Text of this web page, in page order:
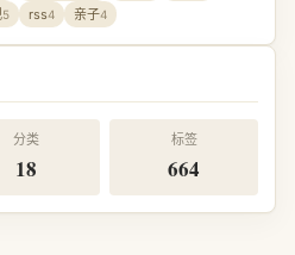
5 rss4 亲子4
分类
18
标签
664